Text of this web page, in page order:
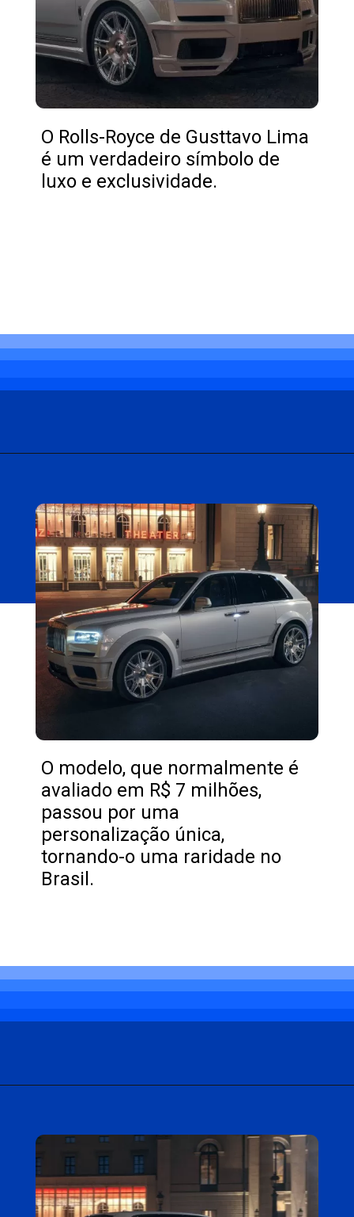
O Rolls-Royce de Gusttavo Lima
é um verdadeiro símbolo de
luxo e exclusividade.
O modelo, que normalmente é
avaliado em R$ 7 milhões,
passou por uma
personalização única,
tornando-o uma raridade no
Brasil.